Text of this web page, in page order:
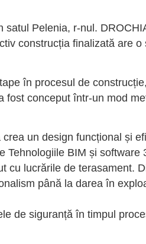
satul Pelenia, r-nul.
construcția finalizată are o
în procesul de
fost conceput într-un mod
un design funcțional și
Tehnologiile BIM și software
cu lucrările de terasament.
până la darea în
de siguranță în timpul